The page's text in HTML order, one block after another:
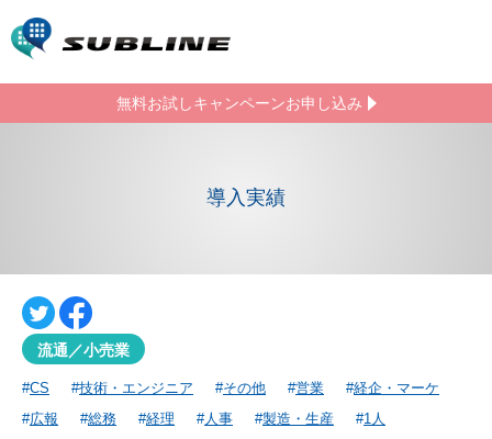
無料お試しキャンペーンお申し込み
導入実績
流通／小売業
CS 技術・エンジニア その他 営業
経企・マーケ
広報
総務 経理 人事 製造・生産 1人